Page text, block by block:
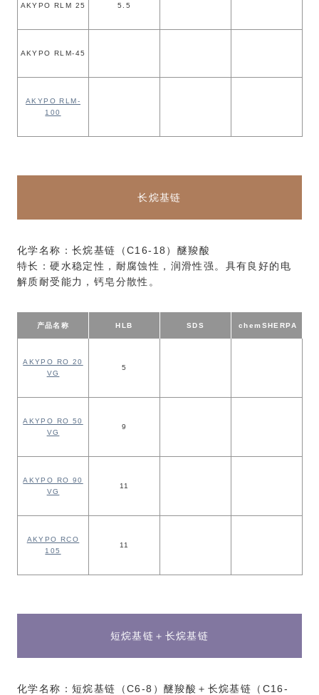
AKYPO RLM 25 5.5
AKYPO RLM-45
AKYPO RLM-
100
长烷基链
化学名称：长烷基链（C16-18）醚羧酸
特长：硬水稳定性，耐腐蚀性，润滑性强。具有良好的电
解质耐受能力，钙皂分散性。
产品名称 HLB SDS chemSHERPA
AKYPO RO 20
VG
5
AKYPO RO 50
VG
9
AKYPO RO 90
VG
11
AKYPO RCO
105
11
短烷基链＋长烷基链
化学名称：短烷基链（C6-8）醚羧酸＋长烷基链（C16-